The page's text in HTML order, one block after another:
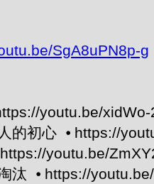
SgA8uPN8p-g
youtu.be/xidWo-
的初心 ⦁ https://
https://youtu.be/
汰 ⦁ https://